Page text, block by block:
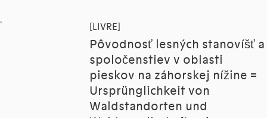
[LIVRE]
Pôvodnosť lesných stanovíšť a
spoločenstiev v oblasti
pieskov na záhorskej nížine =
Ursprünglichkeit von
Waldstandorten und